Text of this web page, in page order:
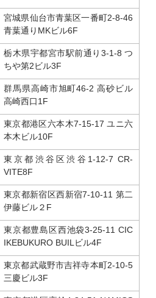
宮城県仙台市青葉区一番町2-8-46
青葉通りMKビル6F
栃木県宇都宮市駅前通り3-1-8 つ
ちや第2ビル3F
群馬県高崎市旭町46-2 高砂ビル
高崎西口1F
東京都港区六本木7-15-17 ユニ六
本木ビル10F
東京都渋谷区渋谷1-12-7 CR-
VITE8F
東京都新宿区西新宿7-10-11 第二
伊藤ビル２F
東京都豊島区西池袋3-25-11 CIC
IKEBUKURO BUILビル4F
東京都武蔵野市吉祥寺本町2-10-5
三慶ビル3F